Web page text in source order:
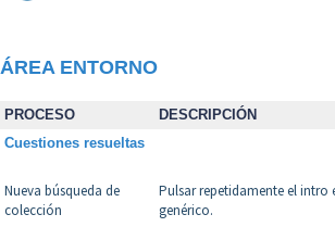
ÁREA ENTORNO
PROCESO DESCRIPCIÓN
Cuestiones resueltas
Nueva búsqueda de
colección
Pulsar repetidamente el intro
genérico.